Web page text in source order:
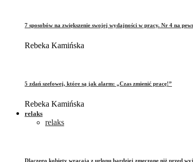
7 sposobów na zwiększenie swojej wydajności w pracy. Nr 4 na
Rebeka Kamińska
5 zdań szefowej, które są jak alarm: „Czas zmienić pracę!”
Rebeka Kamińska
relaks
relaks
Dlaczego kobiety wracają z urlopu bardziej zmęczone niż przed